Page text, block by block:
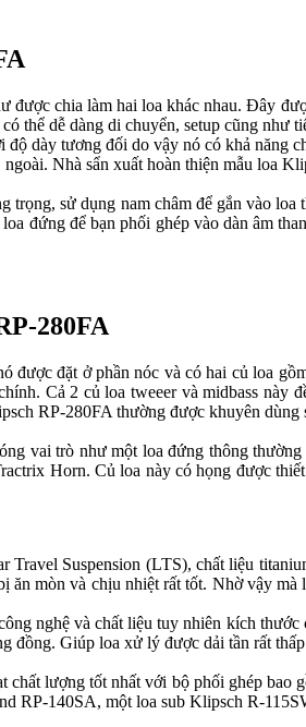
chia làm hai loa khác nhau. Đây
thể dễ dàng di chuyển, setup cũng như
dày tương đối do vậy nó có khả
Nhà sẩn xuất hoàn thiện mẫu loa
sử dụng nam châm để gắn vào
đứng để bạn phối ghép vào dàn âm
280FA
được đặt ở phần nóc và có hai củ loa
Cả 2 củ loa tweeer và midbass
RP-280FA thường được khuyên
vai trò như một loa đứng thông
Horn. Củ loa này có họng được
Suspension (LTS), chất liệu
mòn và chịu nhiệt rất tốt. Nhờ vậy
nghệ và chất liệu tuy nhiên kích
đồng. Giúp loa xử lý được dải tần rất
lượng tốt nhất với bộ phối ghép bao
RP-140SA, một loa sub Klipsch R-